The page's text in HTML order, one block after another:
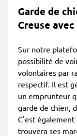
Garde de
Creuse
Sur notre
possibilité de
volontaires par
respectif. Il est
un emprunteur
garde de chien,
C'est
trouvera ses